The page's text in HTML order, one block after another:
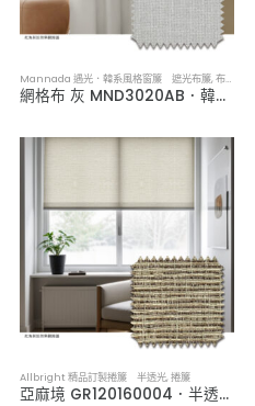
Mannada 遇光．韓系風格窗簾 遮光布簾,布簾／紗簾／窗簾布
網格布 灰 MND3020AB．韓系軟裝遮光布簾
Allbright 精品訂製捲簾 半透光,捲簾
亞麻境 GR120160004．半透光捲簾